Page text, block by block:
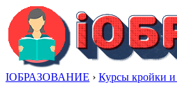
IОБРАЗОВАНИЕ › Курсы кройки